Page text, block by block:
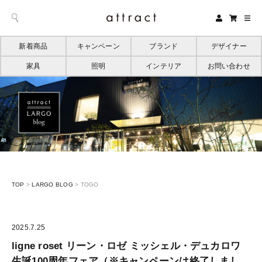
新着商品 キャンペーン ブランド デザイナー
家具 照明 インテリア お問い合わせ
TOP > LARGO BLOG > TOGO
2025.7.25
ligne roset リーン・ロゼ ミッシェル・デュカロワ